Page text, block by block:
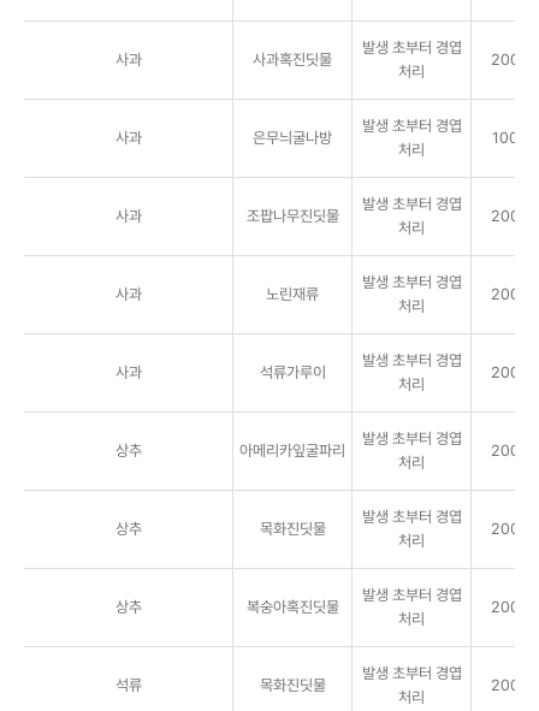
사과 사과혹진딧물
발생 초부터 경엽
처리
2000
사과 은무늬굴나방
발생 초부터 경엽
처리
1000
사과 조팝나무진딧물
발생 초부터 경엽
처리
2000
사과 노린재류
발생 초부터 경엽
처리
2000
사과 석류가루이
발생 초부터 경엽
처리
2000
상추 아메리카잎굴파리
발생 초부터 경엽
처리
2000
상추 목화진딧물
발생 초부터 경엽
처리
2000
상추 복숭아혹진딧물
발생 초부터 경엽
처리
2000
석류 목화진딧물
발생 초부터 경엽
처리
2000